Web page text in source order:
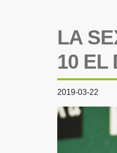
LA
10 EL
2019-03-22